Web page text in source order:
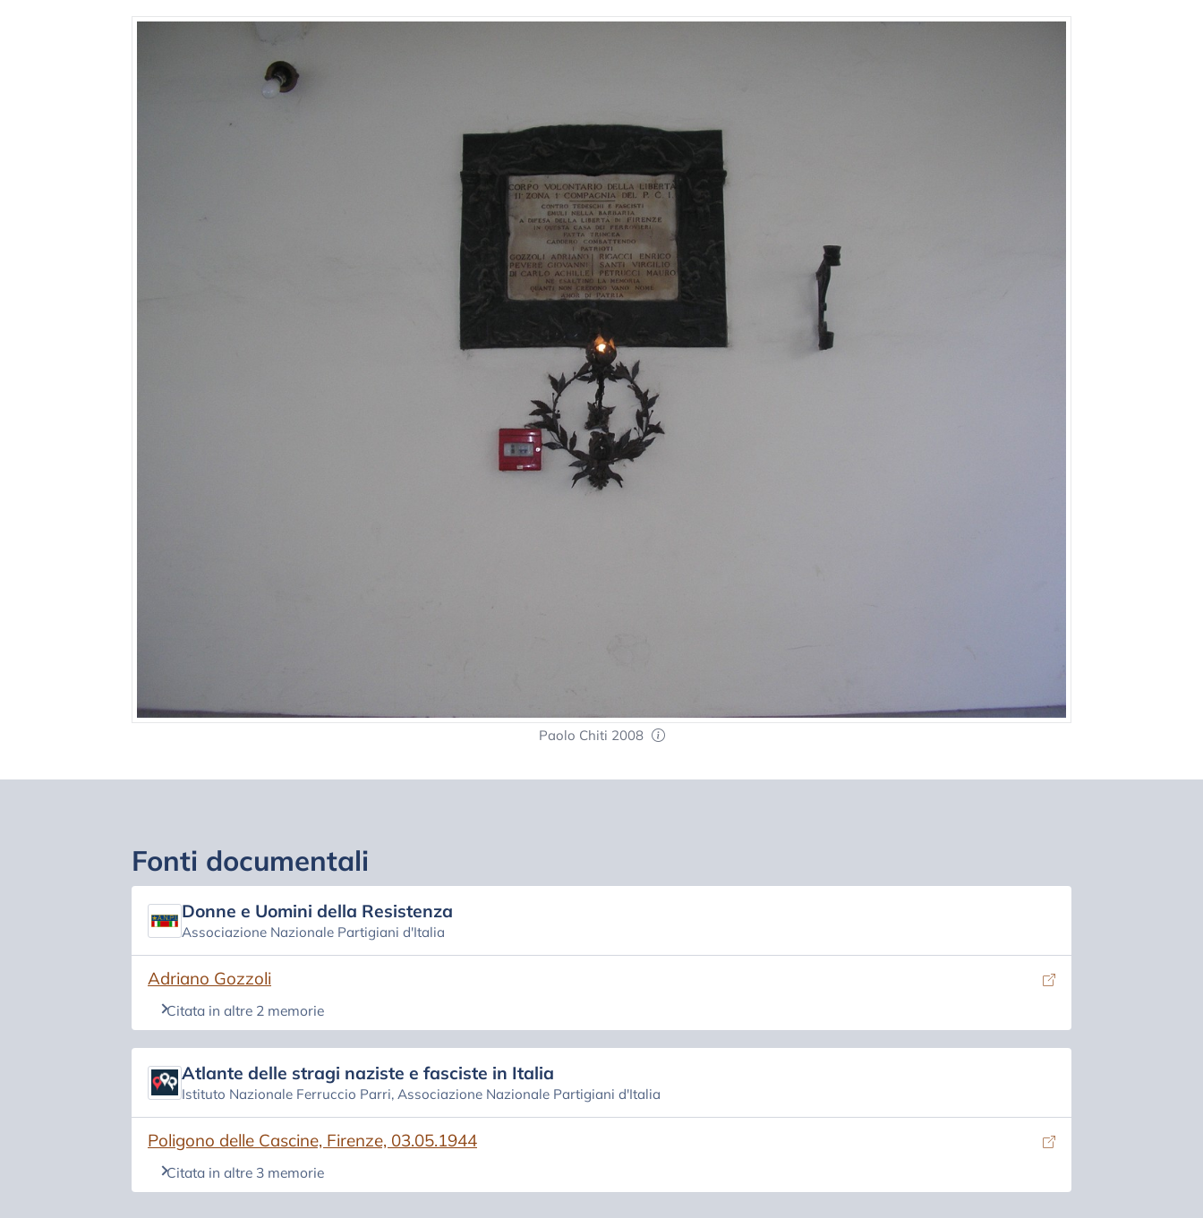
Paolo Chiti 2008
Fonti documentali
Donne e Uomini della Resistenza
Associazione Nazionale Partigiani d'Italia
Adriano Gozzoli
(si apre in una nuova scheda)
Citata in altre 2 memorie
Atlante delle stragi naziste e fasciste in Italia
Istituto Nazionale Ferruccio Parri, Associazione Nazionale Partigiani d'Italia
Poligono delle Cascine, Firenze, 03.05.1944
(si apre in una nuova scheda)
Citata in altre 3 memorie